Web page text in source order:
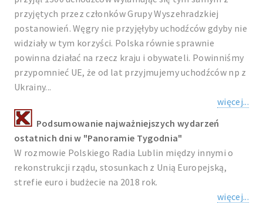
przyjętych przez członków Grupy Wyszehradzkiej
postanowień. Węgry nie przyjęłyby uchodźców gdyby nie
widziały w tym korzyści. Polska równie sprawnie
powinna działać na rzecz kraju i obywateli. Powinniśmy
przypomnieć UE, że od lat przyjmujemy uchodźców np z
Ukrainy...
więcej...
Podsumowanie najważniejszych wydarzeń
ostatnich dni w "Panoramie Tygodnia"
W rozmowie Polskiego Radia Lublin między innymi o
rekonstrukcji rządu, stosunkach z Unią Europejską,
strefie euro i budżecie na 2018 rok.
więcej...